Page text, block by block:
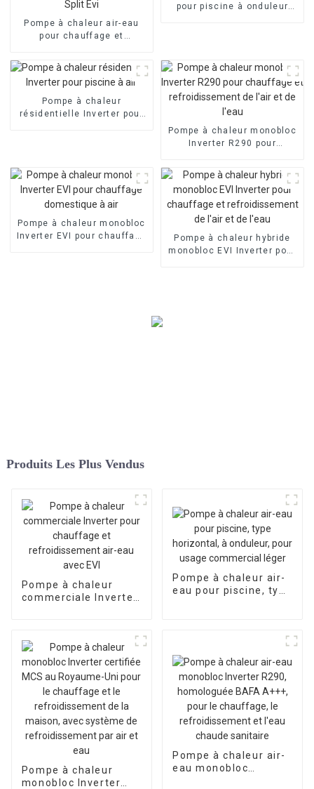
Pompe à chaleur air-eau
pour chauffage et
maison avec inverseur Split
Evi
pour piscine à onduleur
Pompe à chaleur
résidentielle Inverter pour
Pompe à chaleur monobloc
Inverter R290 pour
refroidissement de l'air et
de l'eau
Pompe à chaleur monobloc
Inverter EVI pour chauffage
Pompe à chaleur hybride
monobloc EVI Inverter pour
Produits Les Plus Vendus
Pompe à chaleur
commerciale Inverter
Pompe à chaleur air-
eau pour piscine, type
Pompe à chaleur
monobloc Inverter
Pompe à chaleur air-
eau monobloc